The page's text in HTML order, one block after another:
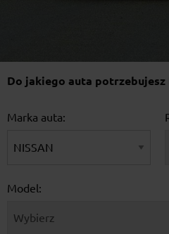
Do jakiego auta potrzebujesz
Marka auta:
Model: